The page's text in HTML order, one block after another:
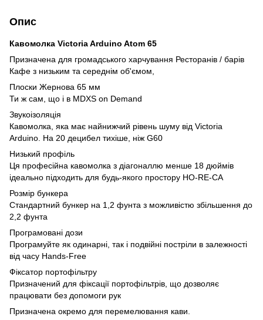
Опис
Кавомолка Victoria Arduino Atom 65
Призначена для громадського харчування Ресторанів / барів
Кафе з низьким та середнім об'ємом,
Плоски Жернова 65 мм
Ти ж сам, що і в MDXS on Demand
Звукоізоляція
Кавомолка, яка має найнижчий рівень шуму від Victoria
Arduino. На 20 децибел тихіше, ніж G60
Низький профіль
Ця професійна кавомолка з діагоналлю менше 18 дюймів
ідеально підходить для будь-якого простору HO-RE-CA
Розмір бункера
Стандартний бункер на 1,2 фунта з можливістю збільшення до
2,2 фунта
Програмовані дози
Програмуйте як одинарні, так і подвійні постріли в залежності
від часу Hands-Free
Фіксатор портофільтру
Призначений для фіксації портофільтрів, що дозволяє
працювати без допомоги рук
Призначена окремо для перемелювання кави.